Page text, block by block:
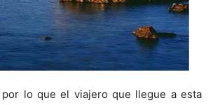
lo que el viajero que llegue a esta